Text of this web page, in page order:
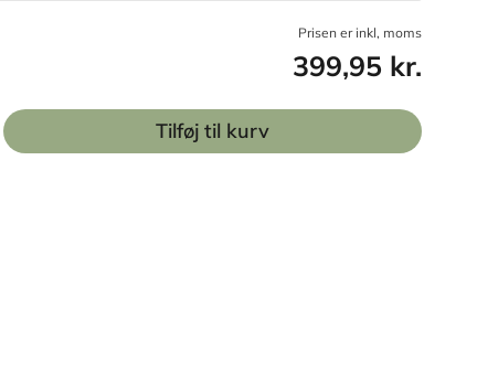
Prisen er inkl, moms
399,95 kr.
Tilføj til kurv